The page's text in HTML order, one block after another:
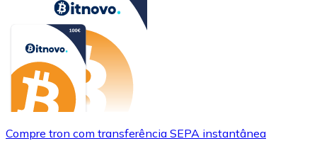
Compre tron com transferência SEPA instantânea